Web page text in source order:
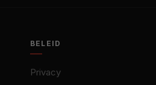
BELEID
Privacy